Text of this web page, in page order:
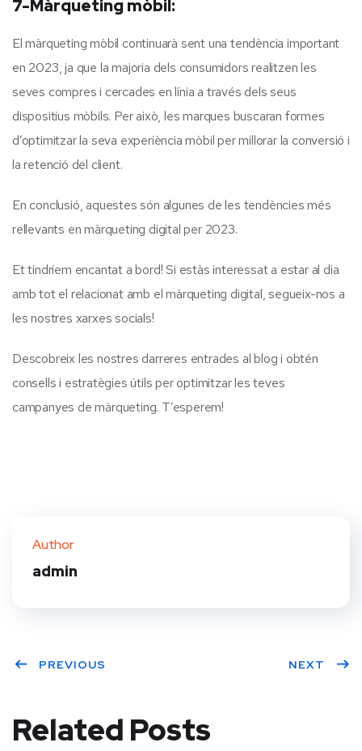
7-Màrqueting mòbil:
El màrqueting mòbil continuarà sent una tendència important
en 2023, ja que la majoria dels consumidors realitzen les
seves compres i cercades en línia a través dels seus
dispositius mòbils. Per això, les marques buscaran formes
d’optimitzar la seva experiència mòbil per millorar la conversió i
la retenció del client.
En conclusió, aquestes són algunes de les tendències més
rellevants en màrqueting digital per 2023.
Et tindríem encantat a bord! Si estàs interessat a estar al dia
amb tot el relacionat amb el màrqueting digital, segueix-nos a
les nostres xarxes socials!
Descobreix les nostres darreres entrades al blog i obtén
consells i estratègies útils per optimitzar les teves
campanyes de màrqueting. T’esperem!
Author
admin
PREVIOUS NEXT
Related Posts